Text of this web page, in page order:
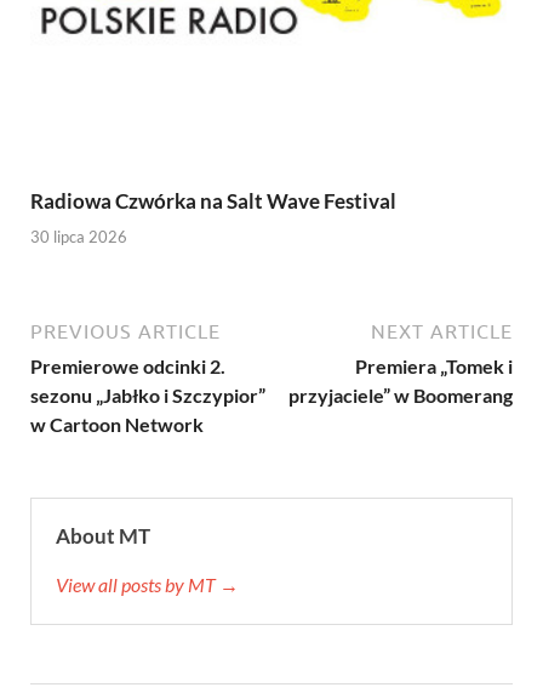
Radiowa Czwórka na Salt Wave Festival
30 lipca 2026
PREVIOUS ARTICLE
Premierowe odcinki 2.
sezonu „Jabłko i Szczypior”
w Cartoon Network
NEXT ARTICLE
Premiera „Tomek i
przyjaciele” w Boomerang
About MT
View all posts by MT →